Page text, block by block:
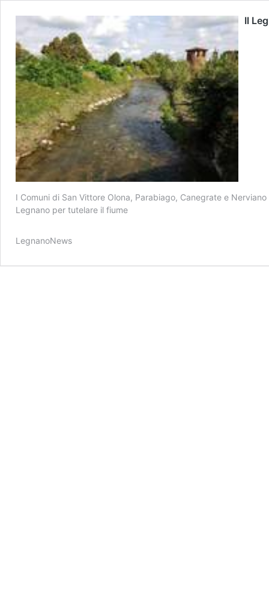
Il
I Comuni di San Vittore Olona, Parabiago, Canegrate e
Legnano per tutelare il fiume
LegnanoNews